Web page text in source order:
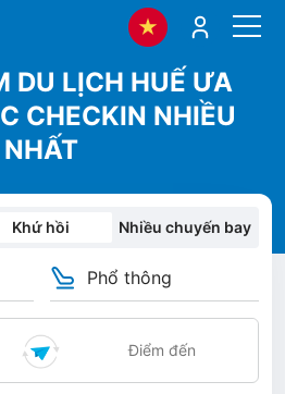
DU LỊCH HUẾ ƯA
CHECKIN NHIỀU
NHẤT
Khứ hồi Nhiều chuyến bay
Phổ thông